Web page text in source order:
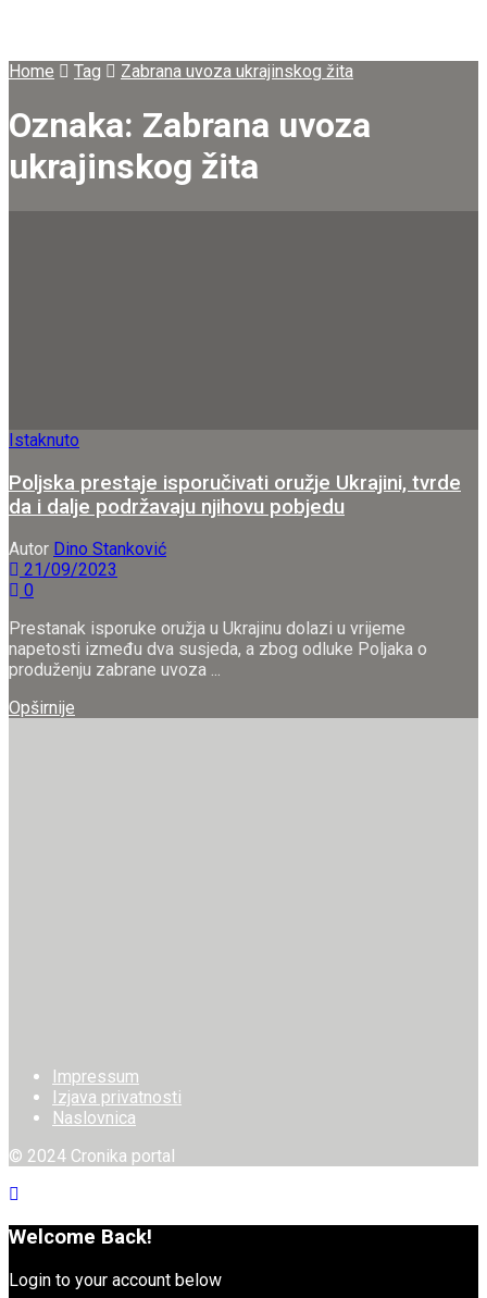
Home Tag Zabrana uvoza ukrajinskog žita
Oznaka: Zabrana uvoza
ukrajinskog žita
Istaknuto
Poljska prestaje isporučivati oružje Ukrajini, tvrde
da i dalje podržavaju njihovu pobjedu
Autor Dino Stanković
21/09/2023
0
Prestanak isporuke oružja u Ukrajinu dolazi u vrijeme
napetosti između dva susjeda, a zbog odluke Poljaka o
produženju zabrane uvoza ...
Opširnije
Impressum
Izjava privatnosti
Naslovnica
© 2024 Cronika portal
Welcome Back!
Login to your account below